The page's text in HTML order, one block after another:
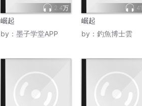
2.4万
崛起
by： 墨子学堂APP
崛起
by： 釣魚博士雲